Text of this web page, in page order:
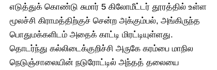
எடுத்துக் கொண்டு சுமார் 5 கிலோமீட்டர் தூரத்தில் உள்ள
மூலச்சி கிராமத்திற்குச் சென்ற அக்கும்பல், அங்கிருந்த
பொதுமக்களிடம் அதைக் காட்டி மிரட்டியுள்ளது.
தொடர்ந்து கல்லிடைக்குறிச்சி அருகே கரம்பை மாநில
நெடுஞ்சாலையின் நடுரோட்டில் அந்தத் தலையை